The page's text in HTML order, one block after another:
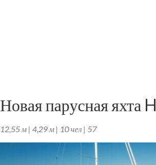
Новая парусная яхта
12,55 м | 4,29 м | 10 чел | 57